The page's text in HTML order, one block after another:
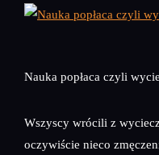
Nauka popłaca czyli
Wszyscy wrócili z
oczywiście nieco